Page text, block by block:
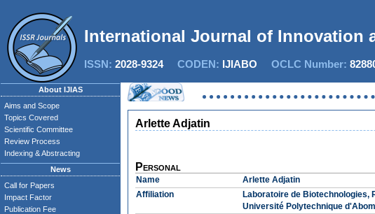
International Journal of Innovation
ISSN: 2028-9324CODEN: IJIABO OCLC Number:
About IJIAS
Aims and Scope
Topics Covered
Scientific Committee
Review Process
Indexing & Abstracting
News
Call for Papers
Impact Factor
Publication Fee
Arlette Adjatin
Personal
Name
Arlette Adjatin
Affiliation
Laboratoire de Biotechnologies,
Université Polytechnique